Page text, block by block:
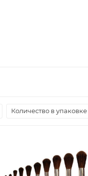
Количество в упаковке